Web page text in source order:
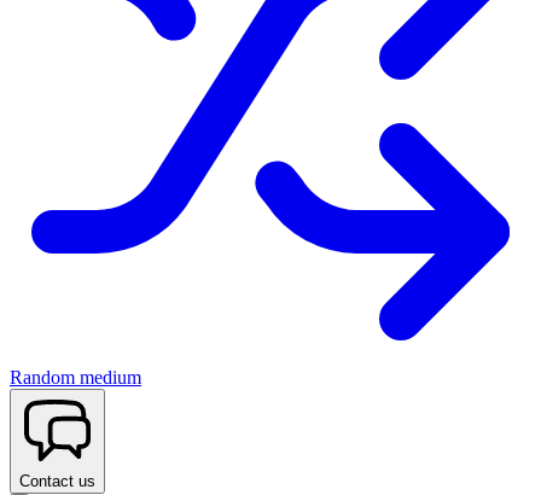
Random medium
Contact us